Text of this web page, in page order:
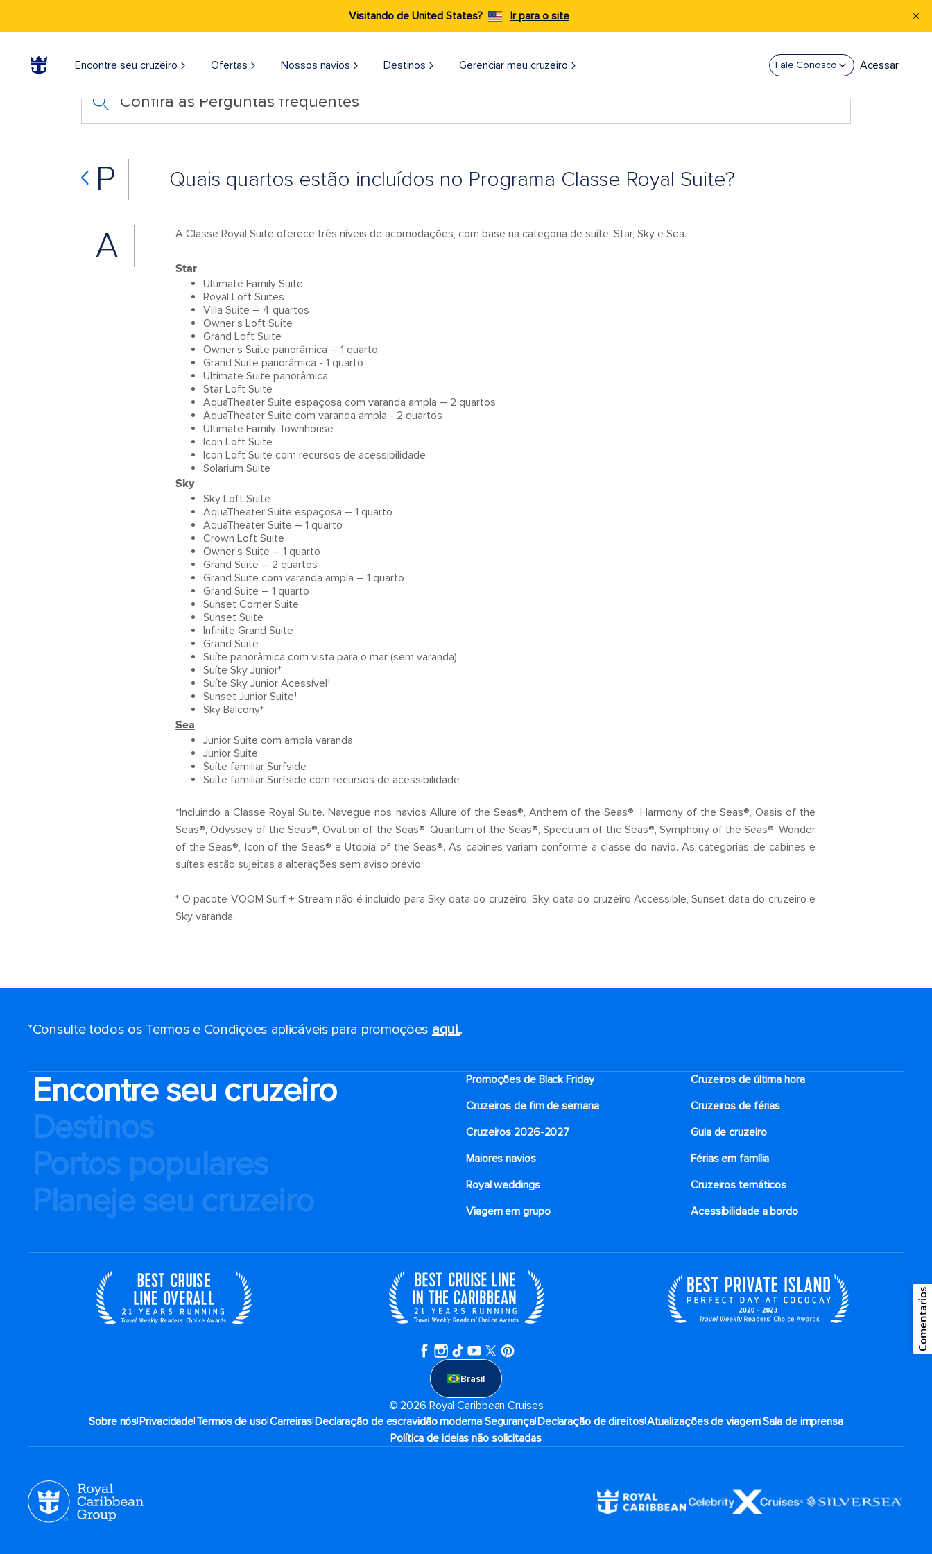
Visitando de United States? Ir para o site
Encontre seu cruzeiro Ofertas Nossos navios Destinos Gerenciar meu cruzeiro Fale Conosco Acessar
Confira as Perguntas frequentes
P Quais quartos estão incluídos no Programa Classe Royal Suite?
A A Classe Royal Suite oferece três níveis de acomodações, com base na categoria de suíte, Star, Sky e Sea.
Star
Ultimate Family Suite
Royal Loft Suites
Villa Suite – 4 quartos
Owner’s Loft Suite
Grand Loft Suite
Owner's Suite panorâmica – 1 quarto
Grand Suite panorâmica - 1 quarto
Ultimate Suite panorâmica
Star Loft Suite
AquaTheater Suite espaçosa com varanda ampla – 2 quartos
AquaTheater Suite com varanda ampla - 2 quartos
Ultimate Family Townhouse
Icon Loft Suite
Icon Loft Suite com recursos de acessibilidade
Solarium Suite
Sky
Sky Loft Suite
AquaTheater Suite espaçosa – 1 quarto
AquaTheater Suite – 1 quarto
Crown Loft Suite
Owner’s Suite – 1 quarto
Grand Suite – 2 quartos
Grand Suite com varanda ampla – 1 quarto
Grand Suite – 1 quarto
Sunset Corner Suite
Sunset Suite
Infinite Grand Suite
Grand Suite
Suíte panorâmica com vista para o mar (sem varanda)
Suíte Sky Junior†
Suíte Sky Junior Acessível†
Sunset Junior Suite†
Sky Balcony†
Sea
Junior Suite com ampla varanda
Junior Suite
Suíte familiar Surfside
Suíte familiar Surfside com recursos de acessibilidade
*Incluindo a Classe Royal Suite. Navegue nos navios Allure of the Seas®, Anthem of the Seas®, Harmony of the Seas®, Oasis of the
Seas®, Odyssey of the Seas®, Ovation of the Seas®, Quantum of the Seas®, Spectrum of the Seas®, Symphony of the Seas®, Wonder
of the Seas®, Icon of the Seas® e Utopia of the Seas®. As cabines variam conforme a classe do navio. As categorias de cabines e
suítes estão sujeitas a alterações sem aviso prévio.
† O pacote VOOM Surf + Stream não é incluído para Sky data do cruzeiro, Sky data do cruzeiro Accessible, Sunset data do cruzeiro e
Sky varanda.
*Consulte todos os Termos e Condições aplicáveis ​​para promoções aqui..
Encontre seu cruzeiro
Destinos
Portos populares
Planeje seu cruzeiro
Promoções de Black Friday
Cruzeiros de última hora
Cruzeiros de fim de semana
Cruzeiros de férias
Cruzeiros 2026-2027
Guia de cruzeiro
Maiores navios
Férias em família
Royal weddings
Cruzeiros temáticos
Viagem em grupo
Acessibilidade a bordo
Brasil
© 2026 Royal Caribbean Cruises
Sobre nós|Privacidade|Termos de uso|Carreiras|Declaração de escravidão moderna|Segurança|Declaração de direitos|Atualizações de viagem|Sala de imprensa
Política de ideias não solicitadas
Comentarios